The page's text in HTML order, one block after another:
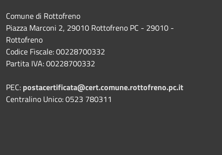
Comune di Rottofreno
Piazza Marconi 2, 29010 Rottofreno PC - 29010 -
Rottofreno
Codice Fiscale: 00228700332
Partita IVA: 00228700332
PEC: postacertificata@cert.comune.rottofreno.pc.it
Centralino Unico: 0523 780311